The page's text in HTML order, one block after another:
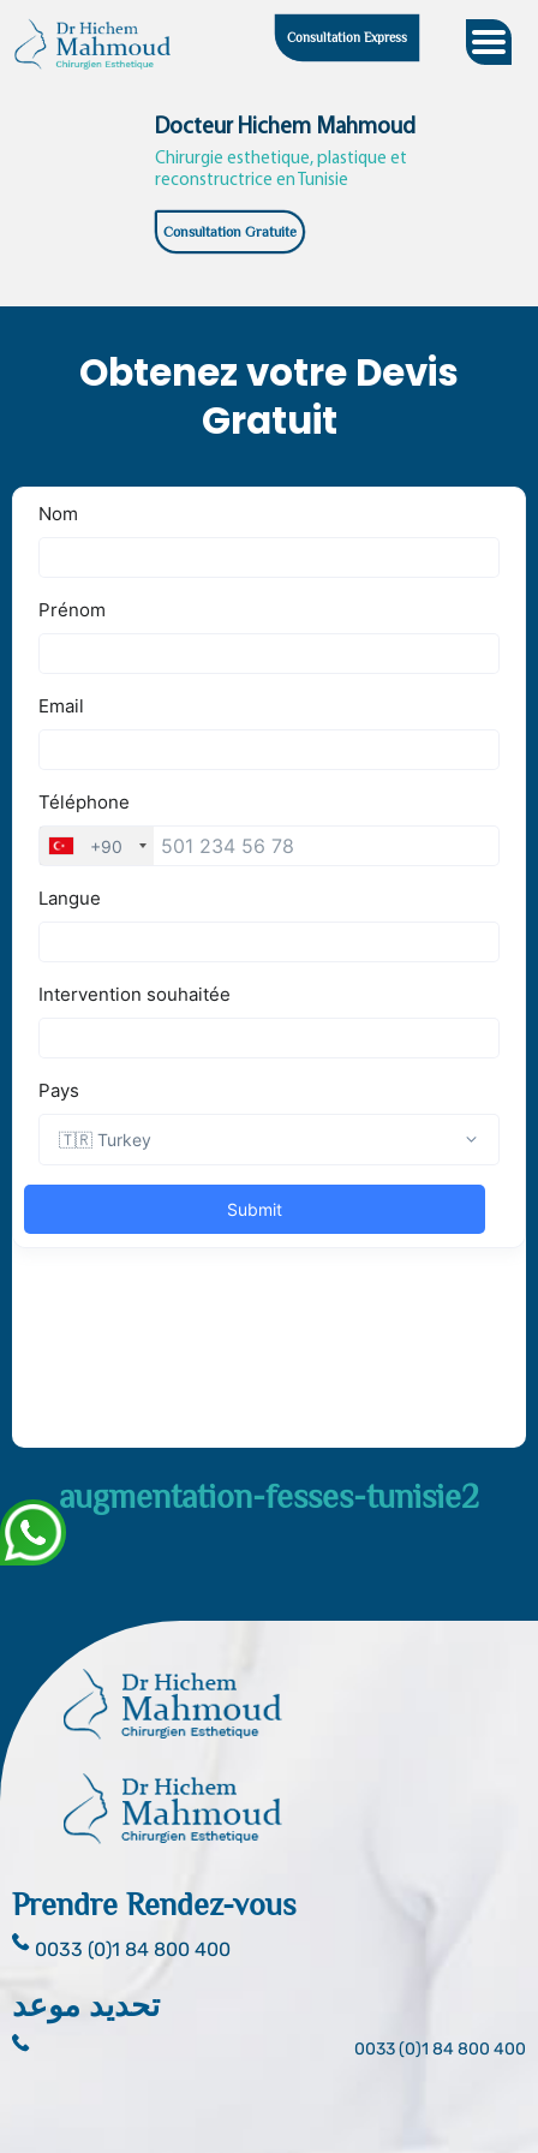
content
Consultation Express
Docteur Hichem Mahmoud
Chirurgie esthetique, plastique et
reconstructrice en Tunisie
Consultation Gratuite
Obtenez votre Devis
Gratuit
augmentation-fesses-tunisie2
Prendre Rendez-vous
0033 (0)1 84 800 400
تحديد موعد
0033 (0)1 84 800 400